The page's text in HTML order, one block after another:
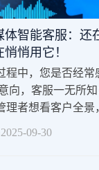
体智能客服：还
悄用它！
程中，您是否经常
向，客服一无所知
理者想看客户全景
和系统…… “数据，
中，无法转化为增
2025-09-30